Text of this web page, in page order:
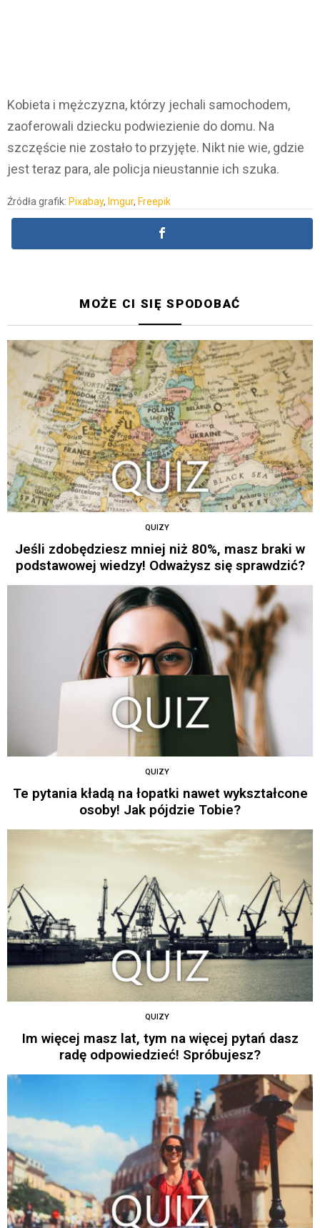
Kobieta i mężczyzna, którzy jechali samochodem,
zaoferowali dziecku podwiezienie do domu. Na
szczęście nie zostało to przyjęte. Nikt nie wie, gdzie
jest teraz para, ale policja nieustannie ich szuka.
Źródła grafik: Pixabay, Imgur, Freepik
MOŻE CI SIĘ SPODOBAĆ
QUIZY
Jeśli zdobędziesz mniej niż 80%, masz braki w
podstawowej wiedzy! Odważysz się sprawdzić?
QUIZY
Te pytania kładą na łopatki nawet wykształcone
osoby! Jak pójdzie Tobie?
QUIZY
Im więcej masz lat, tym na więcej pytań dasz
radę odpowiedzieć! Spróbujesz?